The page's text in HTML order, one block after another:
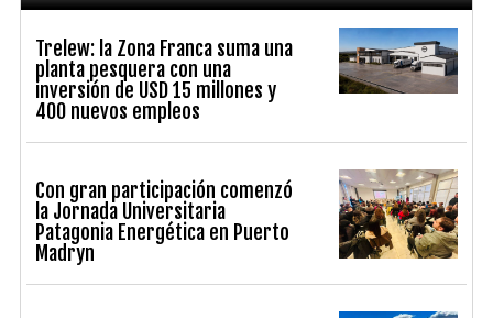
Trelew: la Zona Franca suma una
planta pesquera con una
inversión de USD 15 millones y
400 nuevos empleos
Con gran participación comenzó
la Jornada Universitaria
Patagonia Energética en Puerto
Madryn